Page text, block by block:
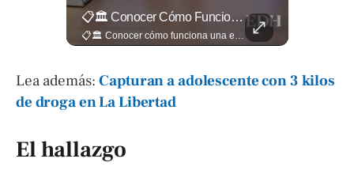
📋🏛️ Conocer Cómo Funciona Una Entrevista Consular Puede Marcar La Diferencia.
📋🏛️ Conocer cómo funciona una entrevista consular puede marcar la diferencia. Desde la información que el oficial revisa antes de recibirte hasta la importancia de responder con naturalidad y coherencia, una buena preparación puede darte mayor confianza al momento de acudir a la Embajada. Más detalles sobre migración en ➡️ eldiariodehoy.com
Lea además:Capturan a adolescente con 3 kilos
de droga en La Libertad
El hallazgo